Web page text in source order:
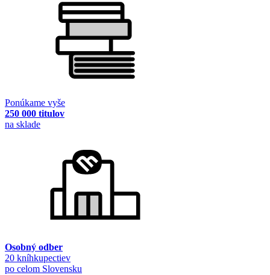
Ponúkame vyše
250 000 titulov
na sklade
Osobný odber
20 kníhkupectiev
po celom Slovensku